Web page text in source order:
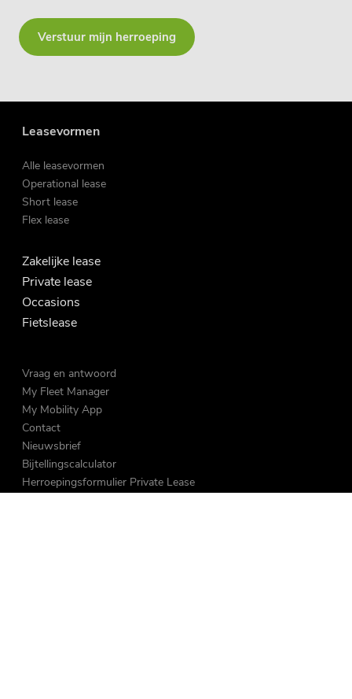
Verstuur mijn herroeping
Leasevormen
Alle leasevormen
Operational lease
Short lease
Flex lease
Zakelijke lease
Private lease
Occasions
Fietslease
Vraag en antwoord
My Fleet Manager
My Mobility App
Contact
Nieuwsbrief
Bijtellingscalculator
Herroepingsformulier Private Lease